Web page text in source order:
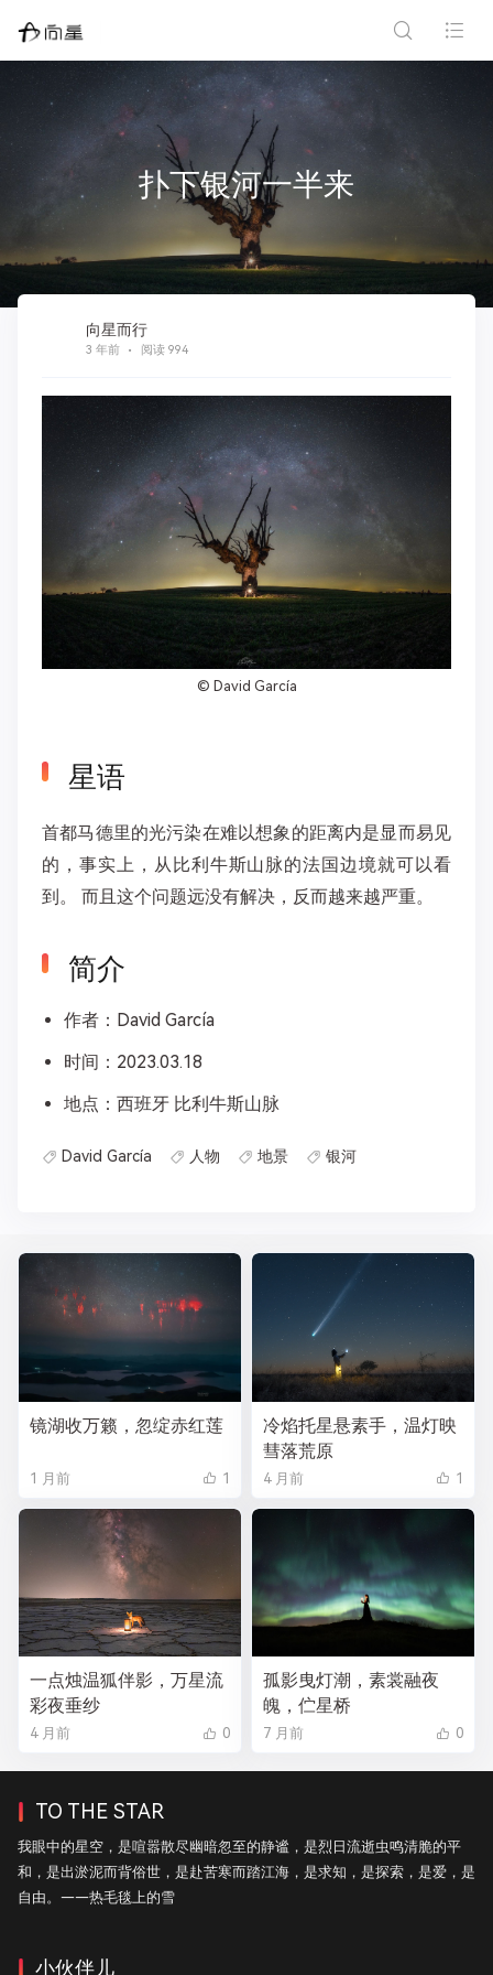
扑下银河一半来
向星而行
3 年前 阅读 994
© David García
星语
首都马德里的光污染在难以想象的距离内是显而易见
的，事实上，从比利牛斯山脉的法国边境就可以看
到。 而且这个问题远没有解决，反而越来越严重。
简介
作者：David García
时间：2023.03.18
地点：西班牙 比利牛斯山脉
David García 人物 地景 银河
镜湖收万籁，忽绽赤红莲
1 月前 1
冷焰托星悬素手，温灯映
彗落荒原
4 月前 1
一点烛温狐伴影，万星流
彩夜垂纱
4 月前 0
孤影曳灯潮，素裳融夜
魄，伫星桥
7 月前 0
TO THE STAR
我眼中的星空，是喧嚣散尽幽暗忽至的静谧，是烈日流逝虫鸣清脆的平
和，是出淤泥而背俗世，是赴苦寒而踏江海，是求知，是探索，是爱，是
自由。——热毛毯上的雪
小伙伴儿